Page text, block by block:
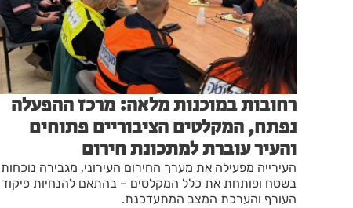
רחובות במוכנות מלאה: מרכז ההפעלה
נפתח, המקלטים הציבוריים פתוחים
והעיר עוברת למתכונת חירום
העירייה מפעילה את מערך החירום העירוני, מגבירה נוכחות
בשטח ופותחת את כלל המקלטים – בהתאם להנחיות פיקוד
העורף והערכת המצב המתעדכנת.